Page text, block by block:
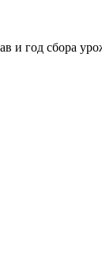
год сбора